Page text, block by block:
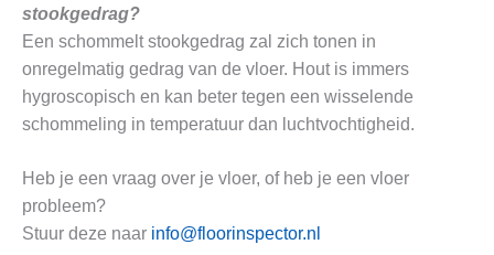
stookgedrag?
Een schommelt stookgedrag zal zich tonen in
onregelmatig gedrag van de vloer. Hout is immers
hygroscopisch en kan beter tegen een wisselende
schommeling in temperatuur dan luchtvochtigheid.
Heb je een vraag over je vloer, of heb je een vloer
probleem?
Stuur deze naar info@floorinspector.nl